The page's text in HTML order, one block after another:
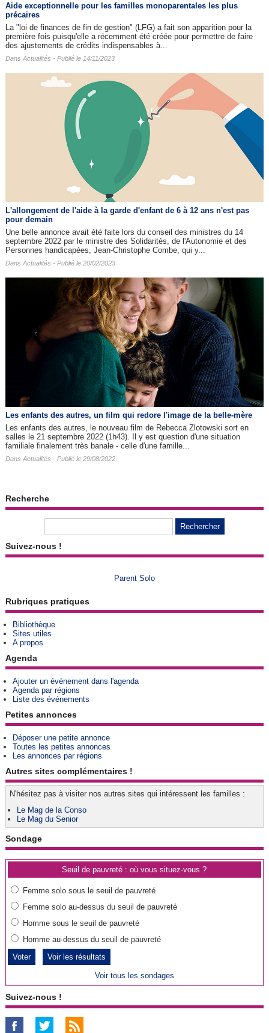
Aide exceptionnelle pour les familles monoparentales les plus
précaires
La "loi de finances de fin de gestion" (LFG) a fait son apparition pour la
première fois puisqu'elle a récemment été créée pour permettre de faire
des ajustements de crédits indispensables à...
Dans Actualités - Publié le 14/11/2023
L'allongement de l'aide à la garde d'enfant de 6 à 12 ans n'est pas
pour demain
Une belle annonce avait été faite lors du conseil des ministres du 14
septembre 2022 par le ministre des Solidarités, de l'Autonomie et des
Personnes handicapées, Jean-Christophe Combe, qui y...
Dans Actualités - Publié le 20/02/2023
Les enfants des autres​, un film qui redore l'image de la belle-mère
Les enfants des autres, le nouveau film de Rebecca Zlotowski sort en
salles le 21 septembre 2022 (1h43). Il y est question d'une situation
familiale finalement très banale - celle d'une famille...
Dans Actualités - Publié le 29/08/2022
Recherche
Suivez-nous !
Parent Solo
Rubriques pratiques
Bibliothèque
Sites utiles
A propos
Agenda
Ajouter un événement dans l'agenda
Agenda par régions
Liste des événements
Petites annonces
Déposer une petite annonce
Toutes les petites annonces
Les annonces par régions
Autres sites complémentaires !
N'hésitez pas à visiter nos autres sites qui intéressent les familles :
Le Mag de la Conso
Le Mag du Senior
Sondage
Seuil de pauvreté : où vous situez-vous ?
Femme solo sous le seuil de pauvreté
Femme solo au-dessus du seuil de pauvreté
Homme sous le seuil de pauvreté
Homme au-dessus du seuil de pauvreté
Voir les résultats
Voir tous les sondages
Suivez-nous !